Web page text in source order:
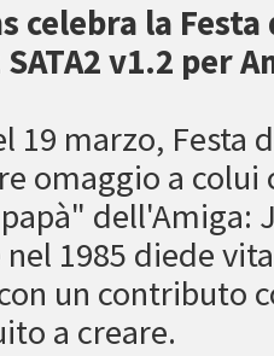
celebra la
v1.2 per
19 marzo, Festa
omaggio a colui
dell'Amiga:
1985 diede
un contributo
a creare.